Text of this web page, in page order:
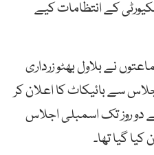
کے انتظامات کیے
نے بلاول بھٹو زرداری
سے بائیکاٹ کا اعلان کر
دو روز تک اسمبلی اجلاس
گیا تھا۔